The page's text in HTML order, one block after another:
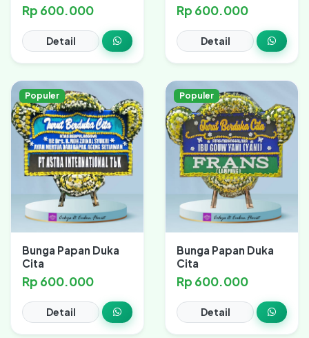
Rp 600.000
Detail
Rp 600.000
Detail
Populer
Bunga Papan Duka
Cita
Rp 600.000
Detail
Populer
Bunga Papan Duka
Cita
Rp 600.000
Detail